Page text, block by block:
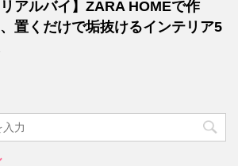
リアルバイ】ZARA HOMEで作
置くだけで垢抜けるインテリア5